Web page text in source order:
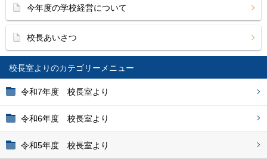
校長室より
令和7年度 校長室より
令和6年度 校長室より
令和5年度 校長室より
今年度の学校経営について
校長あいさつ